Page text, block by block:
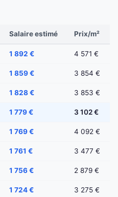
Salaire estimé Prix/m²
1 892 € 4 571 €
1 859 € 3 854 €
1 828 € 3 853 €
1 779 € 3 102 €
1 769 € 4 092 €
1 761 € 3 477 €
1 756 € 2 879 €
1 724 € 3 275 €